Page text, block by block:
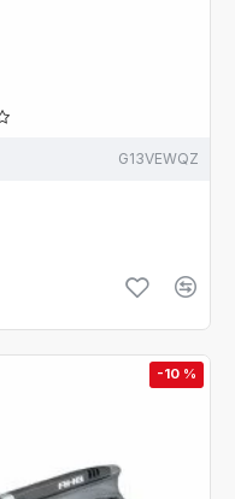
G13VEWQZ
-10 %